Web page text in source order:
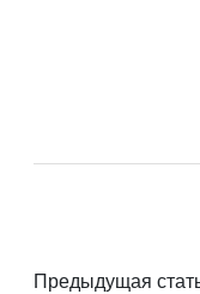
Предыдущая